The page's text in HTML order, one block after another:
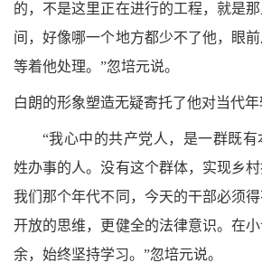
的，不是这里正在进行的工程，就是
间，好像哪一个地方都少不了他，眼
等着他处理。”忽培元说。
白朗的形象塑造无疑寄托了他对当代年
“我心中的共产党人，是一群既
姓办事的人。没有这个群体，实现乡
我们那个年代不同，今天的干部必须
开放的思维，更健全的法律意识。在
余，始终坚持学习。”忽培元说。